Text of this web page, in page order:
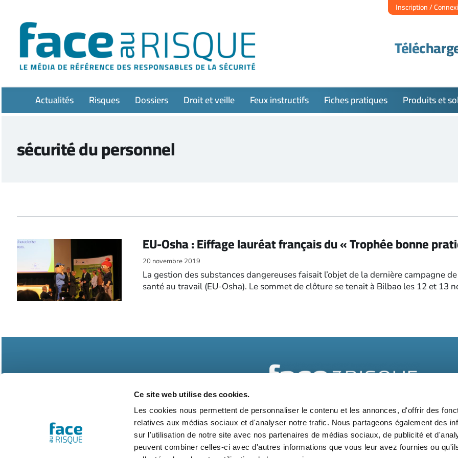
Ce site web utilise des cookies.
Les cookies nous permettent de personnaliser le contenu et les annonces, d'offrir des
relatives aux médias sociaux et d'analyser notre trafic. Nous partageons également des
sur l'utilisation de notre site avec nos partenaires de médias sociaux, de publicité et
peuvent combiner celles-ci avec d'autres informations que vous leur avez fournies ou
contenu
Inscription /
Actualités Risques Dossiers Droit et veille Feux instructifs Fiches pratiques Produits et
sécurité du personnel
EU-Osha : Eiffage lauréat français du « Trophée bonne
20 novembre 2019
La gestion des substances dangereuses faisait l’objet de la dernière campagne
santé au travail (EU-Osha). Le sommet de clôture se tenait à Bilbao les 12 et 13
Abonnements Contact Kit média Nos partenaires Qui sommes-nous ?
Suivez-nous également sur les réseaux sociaux